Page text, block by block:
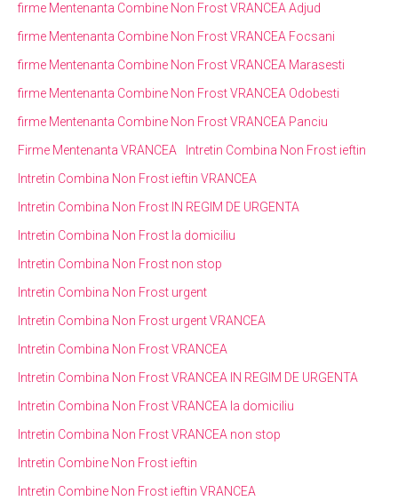
firme Mentenanta Combine Non Frost VRANCEA Adjud
firme Mentenanta Combine Non Frost VRANCEA Focsani
firme Mentenanta Combine Non Frost VRANCEA Marasesti
firme Mentenanta Combine Non Frost VRANCEA Odobesti
firme Mentenanta Combine Non Frost VRANCEA Panciu
Firme Mentenanta VRANCEA
Intretin Combina Non Frost ieftin
Intretin Combina Non Frost ieftin VRANCEA
Intretin Combina Non Frost IN REGIM DE URGENTA
Intretin Combina Non Frost la domiciliu
Intretin Combina Non Frost non stop
Intretin Combina Non Frost urgent
Intretin Combina Non Frost urgent VRANCEA
Intretin Combina Non Frost VRANCEA
Intretin Combina Non Frost VRANCEA IN REGIM DE URGENTA
Intretin Combina Non Frost VRANCEA la domiciliu
Intretin Combina Non Frost VRANCEA non stop
Intretin Combine Non Frost ieftin
Intretin Combine Non Frost ieftin VRANCEA